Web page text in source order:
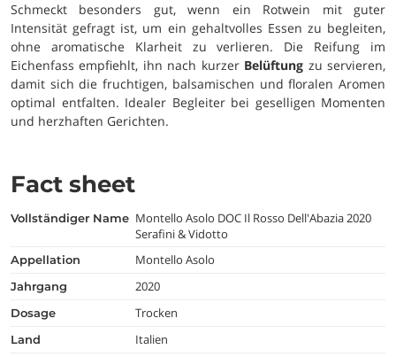
Schmeckt besonders gut, wenn ein Rotwein mit guter
Intensität gefragt ist, um ein gehaltvolles Essen zu begleiten,
ohne aromatische Klarheit zu verlieren. Die Reifung im
Eichenfass empfiehlt, ihn nach kurzer Belüftung zu servieren,
damit sich die fruchtigen, balsamischen und floralen Aromen
optimal entfalten. Idealer Begleiter bei geselligen Momenten
und herzhaften Gerichten.
Fact sheet
vollständiger Name Montello Asolo DOC Il Rosso Dell'Abazia 2020
Serafini & Vidotto
appellation Montello Asolo
jahrgang 2020
dosage Trocken
land Italien